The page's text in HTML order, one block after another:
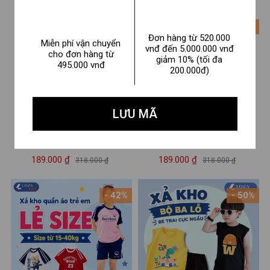
189.000 ₫ 318.000 ₫
- 42%
189.000 ₫ 318.000 ₫
- 50%
Miễn phí vận chuyển
cho đơn hàng từ
495.000 vnđ
Đơn hàng từ 520.000
vnđ đến 5.000.000 vnđ
giảm 10% (tối đa
200.000đ)
LƯU MÃ